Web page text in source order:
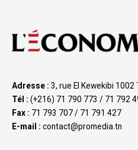
Adresse : 3, rue El Kewekibi 1002
Tél : (+216) 71 790 773 / 71 792
Fax : 71 793 707 / 71 791 427
E-mail : contact@promedia.tn